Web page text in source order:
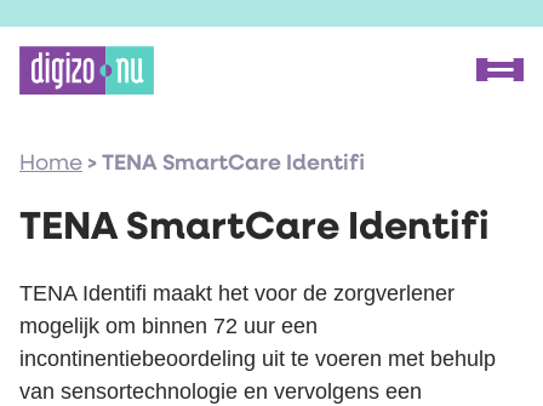
Proceszoeker
Methode
Voor fabrikanten
Home > TENA SmartCare Identifi
TENA SmartCare Identifi
TENA Identifi maakt het voor de zorgverlener
mogelijk om binnen 72 uur een
incontinentiebeoordeling uit te voeren met behulp
van sensortechnologie en vervolgens een